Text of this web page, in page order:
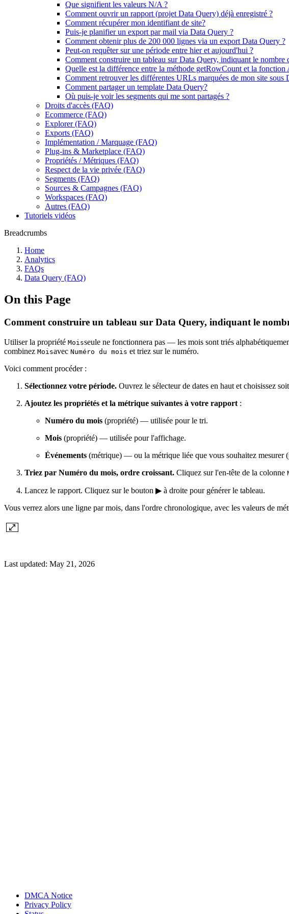
Que signifient les valeurs N/A ?
Comment ouvrir un rapport (projet Data Query) déjà enregistré ?
Comment récupérer mon identifiant de site?
Puis-je planifier un export par mail via Data Query ?
Comment obtenir plus de 200 000 lignes via un export Data Query ?
Peut-on requêter sur une période entre hier et aujourd'hui ?
Comment construire un tableau sur Data Query, indiquant le nombre
Quelle est la différence entre la méthode getRowCount et la
Comment retrouver les différentes URLs marquées de mon site sous
Comment partager un template Data Query?
Où puis-je voir les segments qui me sont partagés ?
Droits d'accès (FAQ)
Ecommerce (FAQ)
Explorer (FAQ)
Exports (FAQ)
Implémentation / Marquage (FAQ)
Plug-ins & Marketplace (FAQ)
Propriétés / Métriques (FAQ)
Respect de la vie privée (FAQ)
Segments (FAQ)
Sources & Campagnes (FAQ)
Workspaces (FAQ)
Autres (FAQ)
Tutoriels vidéos
Breadcrumbs
Home
Analytics
FAQs
Data Query (FAQ)
On this Page
Comment construire un tableau sur Data Query, indiquant le
Utiliser la propriété Moisseule ne fonctionnera pas — les mois sont triés
combinez Moisavec Numéro du mois et triez sur le numéro.
Voici comment procéder :
Sélectionnez votre période. Ouvrez le sélecteur de dates en haut et choisissez
Ajoutez les propriétés et la métrique suivantes à votre rapport :
Numéro du mois (propriété) — utilisée pour le tri.
Mois (propriété) — utilisée pour l'affichage.
Événements (métrique) — ou la métrique liée que vous souhaitez mesurer
Triez par Numéro du mois, ordre croissant. Cliquez sur l'en-tête de la colonne
Lancez le rapport. Cliquez sur le bouton ▶ à droite pour générer le tableau.
Vous verrez alors une ligne par mois, dans l'ordre chronologique, avec les valeurs de
Last updated: May 21, 2026
DMCA Notice
Privacy Policy